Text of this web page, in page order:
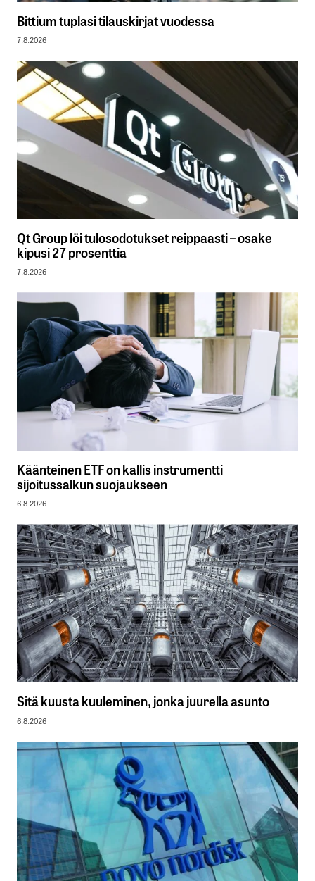
Bittium tuplasi tilauskirjat vuodessa
7.8.2026
Qt Group löi tulosodotukset reippaasti – osake
kipusi 27 prosenttia
7.8.2026
Käänteinen ETF on kallis instrumentti
sijoitussalkun suojaukseen
6.8.2026
Sitä kuusta kuuleminen, jonka juurella asunto
6.8.2026